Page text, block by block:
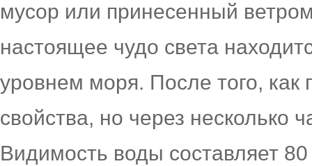
мусор или принесенный
настоящее чудо света
уровнем моря. После того, как
свойства, но через несколько
Видимость воды составляет